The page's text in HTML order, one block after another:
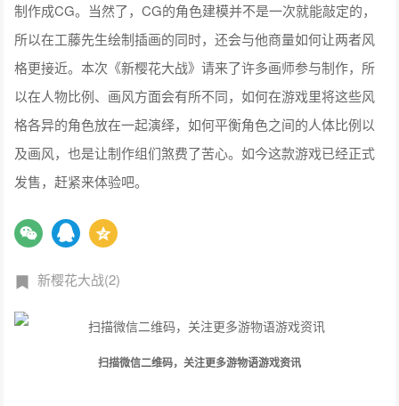
制作成CG。当然了，CG的角色建模并不是一次就能敲定的，
所以在工藤先生绘制插画的同时，还会与他商量如何让两者风
格更接近。本次《新樱花大战》请来了许多画师参与制作，所
以在人物比例、画风方面会有所不同，如何在游戏里将这些风
格各异的角色放在一起演绎，如何平衡角色之间的人体比例以
及画风，也是让制作组们煞费了苦心。如今这款游戏已经正式
发售，赶紧来体验吧。
新樱花大战(2)
扫描微信二维码，关注更多游物语游戏资讯